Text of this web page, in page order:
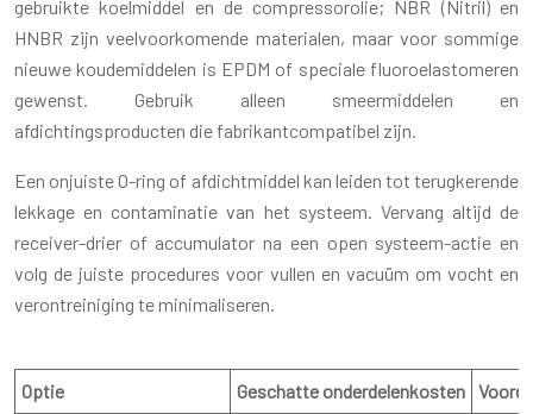
gebruikte koelmiddel en de compressorolie; NBR (Nitril) en
HNBR zijn veelvoorkomende materialen, maar voor sommige
nieuwe koudemiddelen is EPDM of speciale fluoroelastomeren
gewenst. Gebruik alleen smeermiddelen en
afdichtingsproducten die fabrikantcompatibel zijn.
Een onjuiste O-ring of afdichtmiddel kan leiden tot terugkerende
lekkage en contaminatie van het systeem. Vervang altijd de
receiver-drier of accumulator na een open systeem-actie en
volg de juiste procedures voor vullen en vacuüm om vocht en
verontreiniging te minimaliseren.
Optie Geschatte onderdelenkosten